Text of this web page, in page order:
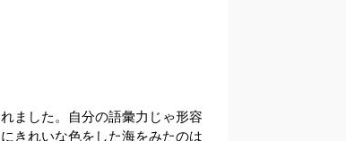
ました。自分の語彙力じゃ形容
きれいな色をした海をみたのは